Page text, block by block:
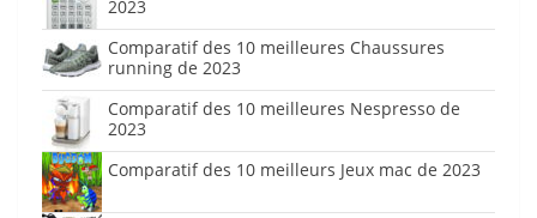
2023
Comparatif des 10 meilleures Chaussures
running de 2023
Comparatif des 10 meilleures Nespresso de
2023
Comparatif des 10 meilleurs Jeux mac de 2023